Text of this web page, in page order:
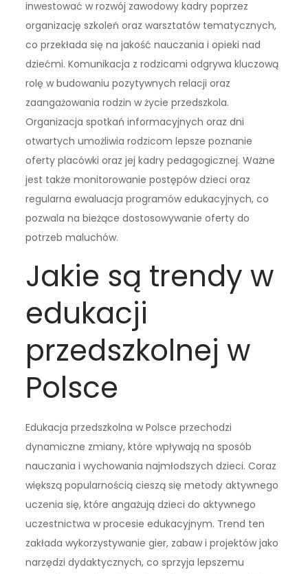
inwestować w rozwój zawodowy kadry poprzez
organizację szkoleń oraz warsztatów tematycznych,
co przekłada się na jakość nauczania i opieki nad
dziećmi. Komunikacja z rodzicami odgrywa kluczową
rolę w budowaniu pozytywnych relacji oraz
zaangażowania rodzin w życie przedszkola.
Organizacja spotkań informacyjnych oraz dni
otwartych umożliwia rodzicom lepsze poznanie
oferty placówki oraz jej kadry pedagogicznej. Ważne
jest także monitorowanie postępów dzieci oraz
regularna ewaluacja programów edukacyjnych, co
pozwala na bieżące dostosowywanie oferty do
potrzeb maluchów.
Jakie są trendy w
edukacji
przedszkolnej w
Polsce
Edukacja przedszkolna w Polsce przechodzi
dynamiczne zmiany, które wpływają na sposób
nauczania i wychowania najmłodszych dzieci. Coraz
większą popularnością cieszą się metody aktywnego
uczenia się, które angażują dzieci do aktywnego
uczestnictwa w procesie edukacyjnym. Trend ten
zakłada wykorzystywanie gier, zabaw i projektów jako
narzędzi dydaktycznych, co sprzyja lepszemu